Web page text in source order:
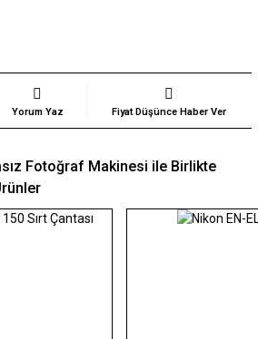
Yorum Yaz Fiyat Düşünce Haber Ver
Fotoğraf Makinesi ile Birlikte